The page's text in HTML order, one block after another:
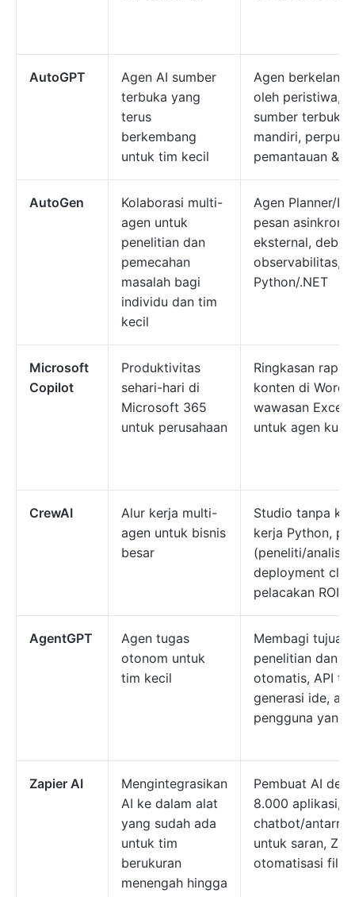
AutoGPT
Agen AI sumber
terbuka yang
terus
berkembang
untuk tim kecil
Agen
oleh peristiwa,
sumber
mandiri,
pemantauan &
AutoGen
Kolaborasi multi-
agen untuk
penelitian dan
pemecahan
masalah bagi
individu dan tim
kecil
Agen Planner/
pesan asinkron,
eksternal,
observabilitas,
Python/.NET
Microsoft
Copilot
Produktivitas
sehari-hari di
Microsoft 365
untuk perusahaan
Ringkasan
konten di Word
wawasan
untuk agen
CrewAI
Alur kerja multi-
agen untuk bisnis
besar
Studio tanpa
kerja Python,
(peneliti/analis/
deployment
pelacakan ROI
AgentGPT
Agen tugas
otonom untuk
tim kecil
Membagi tujuan
penelitian dan
otomatis, API
generasi ide,
pengguna yang
Zapier AI
Mengintegrasikan
AI ke dalam alat
yang sudah ada
untuk tim
berukuran
menengah hingga
Pembuat AI
8.000 aplikasi,
chatbot/
untuk saran,
otomatisasi file